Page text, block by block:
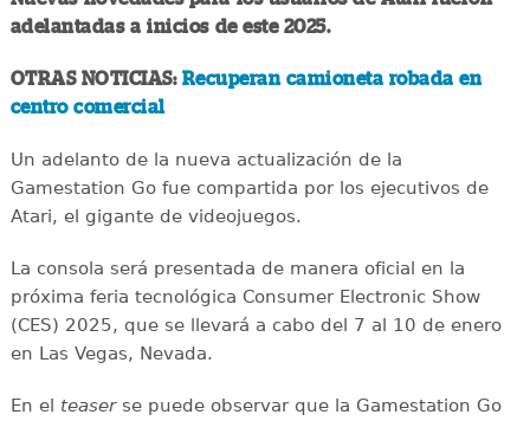
adelantadas a inicios de este 2025.
OTRAS NOTICIAS: Recuperan camioneta robada en
centro comercial
Un adelanto de la nueva actualización de la
Gamestation Go fue compartida por los ejecutivos de
Atari, el gigante de videojuegos.
La consola será presentada de manera oficial en la
próxima feria tecnológica Consumer Electronic Show
(CES) 2025, que se llevará a cabo del 7 al 10 de enero
en Las Vegas, Nevada.
En el teaserse puede observar que la Gamestation Go